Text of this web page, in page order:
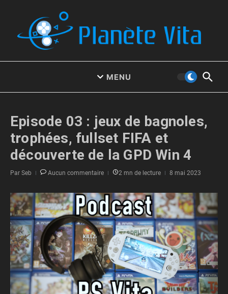
MENU
Episode 03 : jeux de bagnoles,
trophées, fullset FIFA et
découverte de la GPD Win 4
Par Seb Aucun commentaire 2 mn de lecture 8 mai 2023